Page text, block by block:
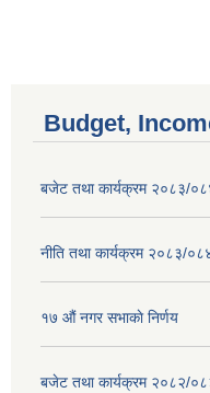
Budget,
बजेट तथा कार्यक्रम २०८३/
नीति तथा कार्यक्रम २०८३/
१७ ‌‍औं नगर सभाकाे निर्णय
बजेट तथा कार्यक्रम २०८२/